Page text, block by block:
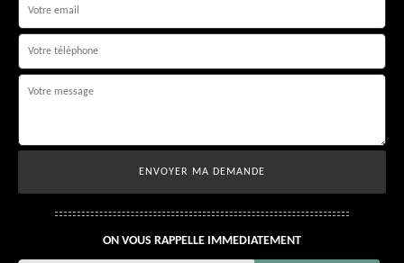
ON VOUS RAPPELLE IMMEDIATEMENT